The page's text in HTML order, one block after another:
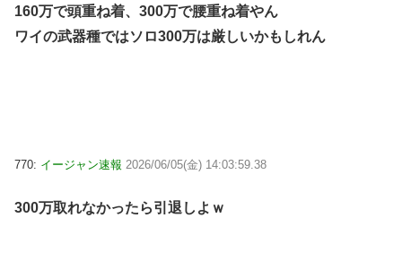
160万で頭重ね着、300万で腰重ね着やん
ワイの武器種ではソロ300万は厳しいかもしれん
770: イージャン速報 2026/06/05(金) 14:03:59.38
300万取れなかったら引退しよｗ